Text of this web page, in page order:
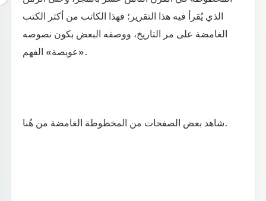
الذي يُقرأ فيه هذا التقرير؛ فهذا الكاتب من أكثر الكتب
الغامضة على مر التاريخ، ووصفه البعض بكون نصوصه
«عويصة» الفهم.
شاهد بعض الصفحات من المخطوطة الغامضة من هُنا.